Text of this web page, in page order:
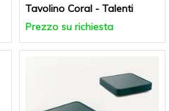
Tavolino Coral - Talenti
Prezzo su richiesta